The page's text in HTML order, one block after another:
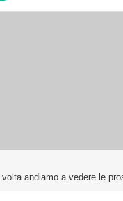
andiamo a vedere le